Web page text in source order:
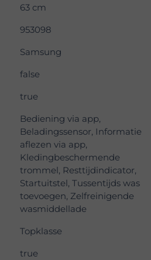
63 cm
953098
Samsung
false
true
Bediening via app,
Beladingssensor, Informatie
aflezen via app,
Kledingbeschermende
trommel, Resttijdindicator,
Startuitstel, Tussentijds was
toevoegen, Zelfreinigende
wasmiddellade
Topklasse
true